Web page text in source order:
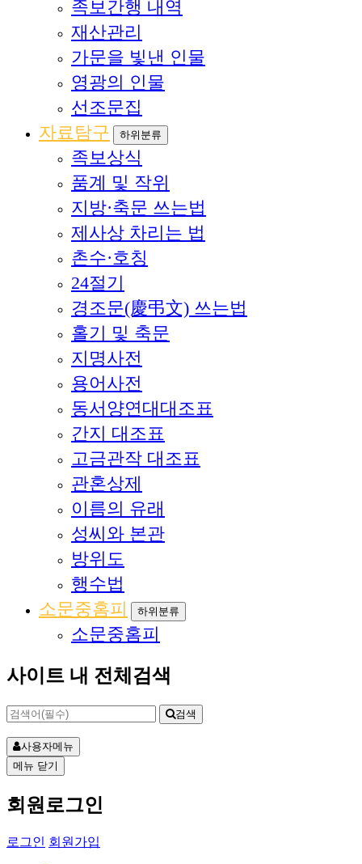
족보간행 내역
재산관리
가문을 빛낸 인물
영광의 인물
선조문집
자료탐구
하위분류
족보상식
품계 및 작위
지방·축문 쓰는법
제사상 차리는 법
촌수·호칭
24절기
경조문(慶弔文) 쓰는법
홀기 및 축문
지명사전
용어사전
동서양연대대조표
간지 대조표
고금관작 대조표
관혼상제
이름의 유래
성씨와 본관
방위도
행수법
소문중홈피
하위분류
소문중홈피
사이트 내 전체검색
검색
사용자메뉴
메뉴 닫기
회원로그인
로그인 회원가입